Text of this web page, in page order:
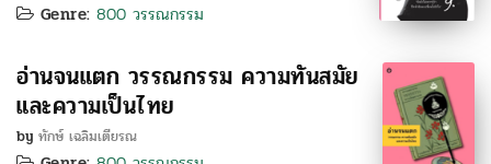
Genre: 800 วรรณกรรม
อ่านจนแตก วรรณกรรม ความทันสมัย
และความเป็นไทย
by ทักษ์ เฉลิมเตียรณ